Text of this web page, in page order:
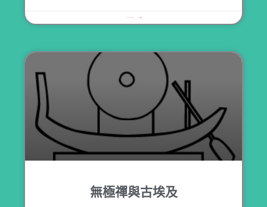
無極禪與古埃及